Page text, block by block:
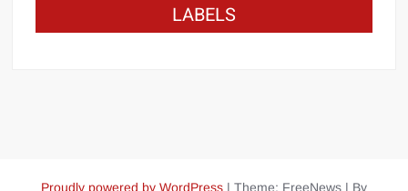
LABELS
Proudly powered by WordPress | Theme: FreeNews | By